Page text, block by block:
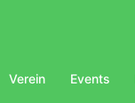
Verein Events